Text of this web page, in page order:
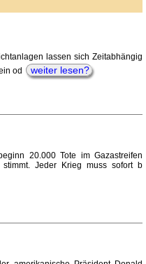
lassen sich Zeitabhängig
od
weiter lesen?
20.000 Tote im Gazastreifen
Jeder Krieg muss sofort b